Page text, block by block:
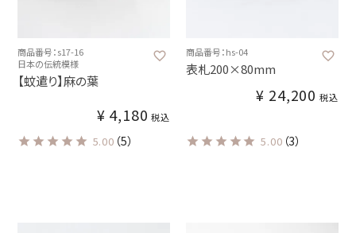
商品番号：s17-16
日本の伝統模様
【蚊遣り】麻の葉
¥ 4,180 税込
5.00 （5）
商品番号：hs-04
表札200×80mm
¥ 24,200 税込
5.00 （3）